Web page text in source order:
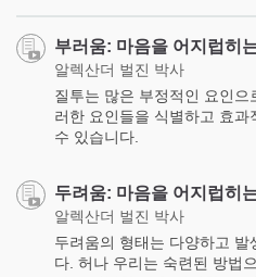
부러움: 마음을 어지럽히
알렉산더 벌진 박사
질투는 많은 부정적인 요인
러한 요인들을 식별하고 효
수 있습니다.
두려움: 마음을 어지럽히
알렉산더 벌진 박사
두려움의 형태는 다양하고
다. 허나 우리는 숙련된 방법